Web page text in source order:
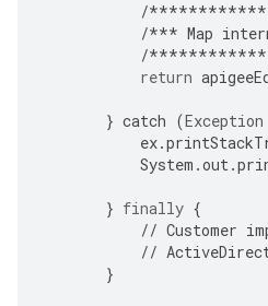
/
/*** Map
/
return
} catch (Exception
ex.
System .out.
} finally {
// Customer
//
}